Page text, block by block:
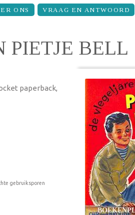
ONS VRAAG EN ANTWOORD
PIETJE BELL
paperback,
gebruiksporen